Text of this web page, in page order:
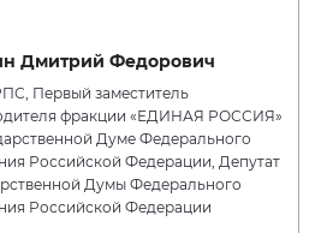
Дмитрий Федорович
Первый заместитель
фракции «ЕДИНАЯ РОССИЯ»
Думе Федерального
Российской Федерации, Депутат
Думы Федерального
Российской Федерации